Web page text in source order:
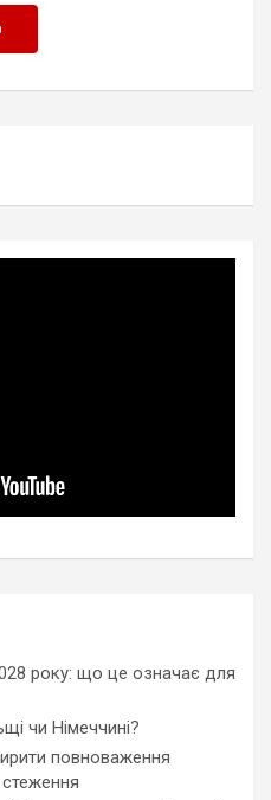
року: що це означає для
чи Німеччині?
повноваження